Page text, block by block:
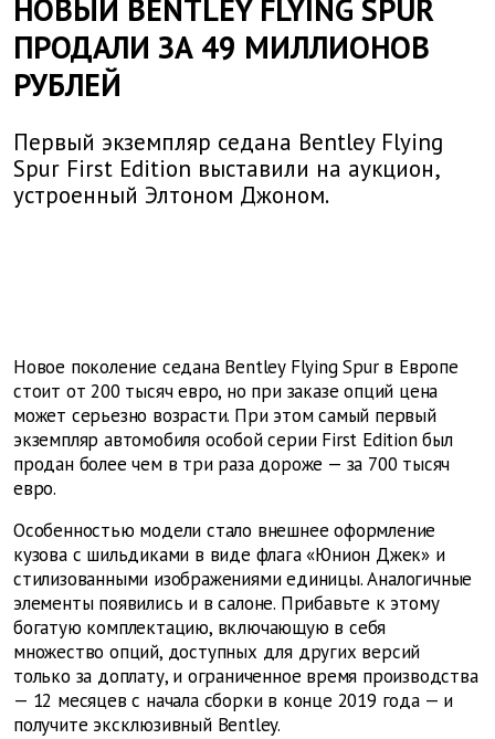
НОВЫЙ BENTLEY FLYING SPUR
ПРОДАЛИ ЗА 49 МИЛЛИОНОВ
РУБЛЕЙ
Первый экземпляр седана Bentley Flying
Spur First Edition выставили на аукцион,
устроенный Элтоном Джоном.
Новое поколение седана Bentley Flying Spur в Европе
стоит от 200 тысяч евро, но при заказе опций цена
может серьезно возрасти. При этом самый первый
экземпляр автомобиля особой серии First Edition был
продан более чем в три раза дороже — за 700 тысяч
евро.
Особенностью модели стало внешнее оформление
кузова с шильдиками в виде флага «Юнион Джек» и
стилизованными изображениями единицы. Аналогичные
элементы появились и в салоне. Прибавьте к этому
богатую комплектацию, включающую в себя
множество опций, доступных для других версий
только за доплату, и ограниченное время производства
— 12 месяцев с начала сборки в конце 2019 года — и
получите эксклюзивный Bentley.